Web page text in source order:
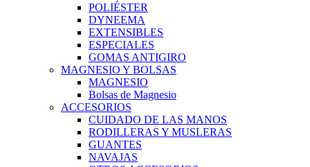
POLIÉSTER
DYNEEMA
EXTENSIBLES
ESPECIALES
GOMAS ANTIGIRO
MAGNESIO Y BOLSAS
MAGNESIO
Bolsas de Magnesio
ACCESORIOS
CUIDADO DE LAS MANOS
RODILLERAS Y MUSLERAS
GUANTES
NAVAJAS